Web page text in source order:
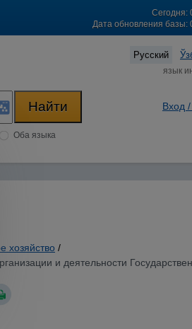
Сегодня:
Дата обновления базы:
Русский
язык
Оба языка
Вход /
хозяйство /
и деятельности